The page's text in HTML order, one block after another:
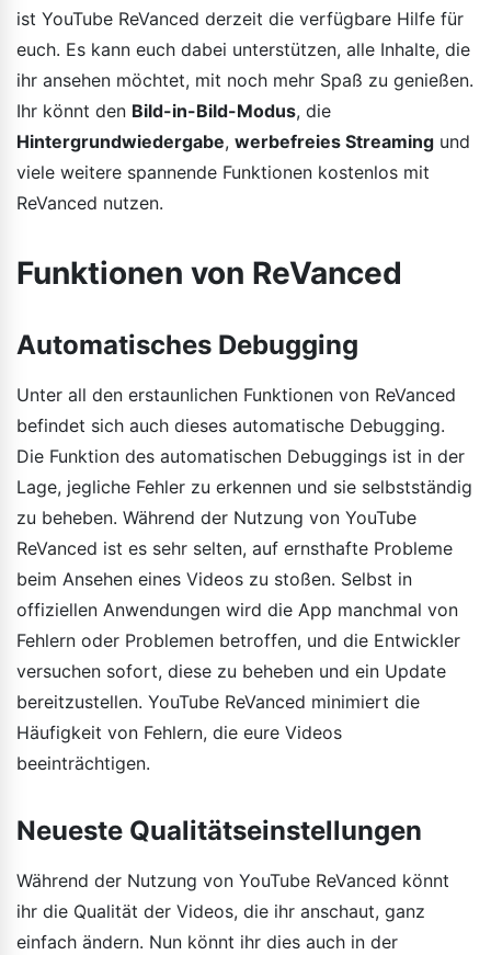
ist YouTube ReVanced derzeit die verfügbare Hilfe für
euch. Es kann euch dabei unterstützen, alle Inhalte, die
ihr ansehen möchtet, mit noch mehr Spaß zu genießen.
Ihr könnt den Bild-in-Bild-Modus, die
Hintergrundwiedergabe, werbefreies Streaming und
viele weitere spannende Funktionen kostenlos mit
ReVanced nutzen.
Funktionen von ReVanced
Automatisches Debugging
Unter all den erstaunlichen Funktionen von ReVanced
befindet sich auch dieses automatische Debugging.
Die Funktion des automatischen Debuggings ist in der
Lage, jegliche Fehler zu erkennen und sie selbstständig
zu beheben. Während der Nutzung von YouTube
ReVanced ist es sehr selten, auf ernsthafte Probleme
beim Ansehen eines Videos zu stoßen. Selbst in
offiziellen Anwendungen wird die App manchmal von
Fehlern oder Problemen betroffen, und die Entwickler
versuchen sofort, diese zu beheben und ein Update
bereitzustellen. YouTube ReVanced minimiert die
Häufigkeit von Fehlern, die eure Videos
beeinträchtigen.
Neueste Qualitätseinstellungen
Während der Nutzung von YouTube ReVanced könnt
ihr die Qualität der Videos, die ihr anschaut, ganz
einfach ändern. Nun könnt ihr dies auch in der